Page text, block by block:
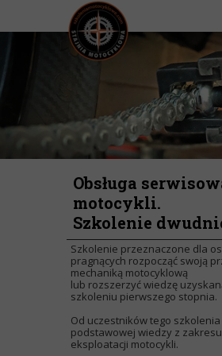
Szkolenie przeznaczone dla
pragnących rozpocząć swoją
mechaniką motocyklową
lub rozszerzyć wiedzę
szkoleniu pierwszego stopnia.
Od uczestników tego
podstawowej wiedzy z zakresu
eksploatacji motocykli.
Obsługa
motocykli.
Szkolenie